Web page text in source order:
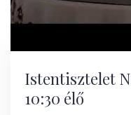
Istentisztelet
10:30 élő